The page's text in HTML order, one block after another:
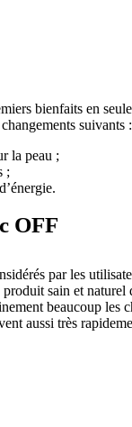
bienfaits en
suivants :
la peau ;
;
OFF
par les
sain et
beaucoup
aussi très